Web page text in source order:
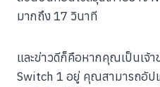
มากถึง 17 วินาที
และข่าวดีก็คือหากคุณเป็นเจ้
Switch 1 อยู่ คุณสามารถอัปเ